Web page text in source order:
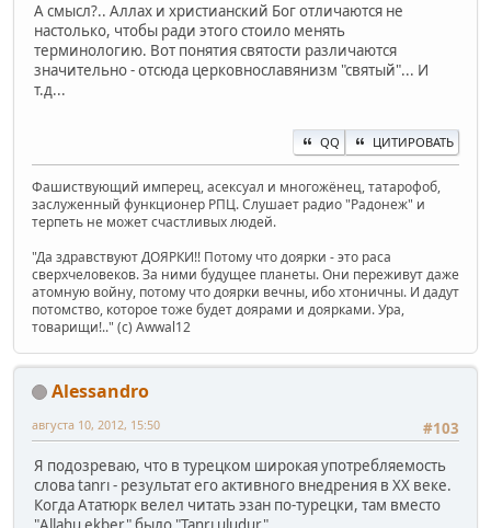
А смысл?.. Аллах и христианский Бог отличаются не
настолько, чтобы ради этого стоило менять
терминологию. Вот понятия святости различаются
значительно - отсюда церковнославянизм "святый"... И
т.д...
QQ ЦИТИРОВАТЬ
Фашиствующий имперец, асексуал и многожёнец, татарофоб,
заслуженный функционер РПЦ. Слушает радио "Радонеж" и
терпеть не может счастливых людей.
"Да здравствуют ДОЯРКИ!! Потому что доярки - это раса
сверхчеловеков. За ними будущее планеты. Они переживут даже
атомную войну, потому что доярки вечны, ибо хтоничны. И дадут
потомство, которое тоже будет доярами и доярками. Ура,
товарищи!.." (c) Awwal12
Alessandro
#103
августа 10, 2012, 15:50
Я подозреваю, что в турецком широкая употребляемость
слова tanrı - результат его активного внедрения в XX веке.
Когда Ататюрк велел читать эзан по-турецки, там вместо